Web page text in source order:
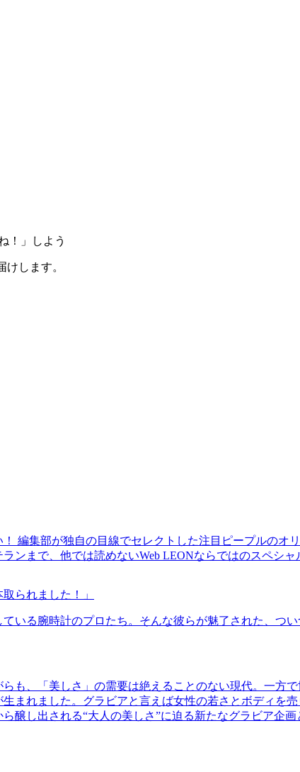
！」しよう
けします。
編集部が独自の目線でセレクトした注目ピープルのオ
ンまで、他では読めないWeb LEONならではのスペシャ
られました！」
いる腕時計のプロたち。そんな彼らが魅了された、つ
も、「美しさ」の需要は絶えることのない現代。一方
まれました。グラビアと言えば女性の若さとボディを
醸し出される“大人の美しさ”に迫る新たなグラビア企画